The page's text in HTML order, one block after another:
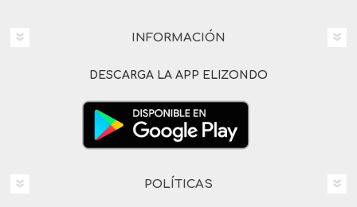
INFORMACIÓN
DESCARGA LA APP ELIZONDO
POLÍTICAS